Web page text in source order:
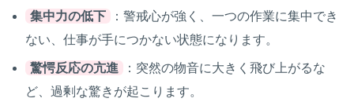
集中力の低下
：警戒心が強く、一つの作業に集中でき
ない、仕事が手につかない状態になります。
驚愕反応の亢進
：突然の物音に大きく飛び上がるな
ど、過剰な驚きが起こります。